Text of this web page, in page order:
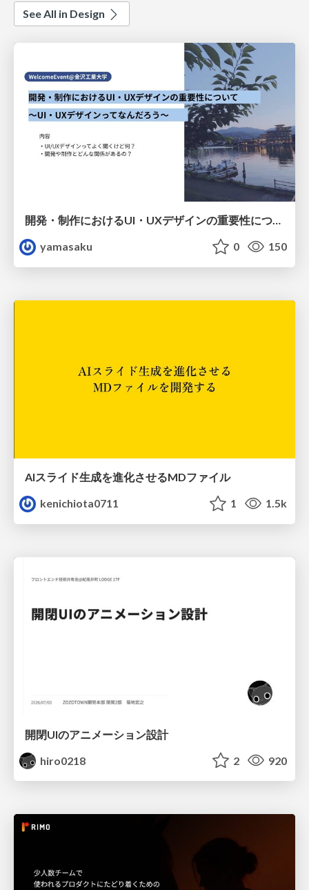
See All in Design
yamasaku
0 150
AIスライド生成を進化させるMDファイル
kenichiota0711
1 1.5k
開閉UIのアニメーション設計
hiro0218
2 920